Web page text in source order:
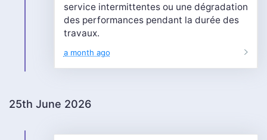
service intermittentes ou une dégradation
des performances pendant la durée des
travaux.
a month ago
25th June 2026